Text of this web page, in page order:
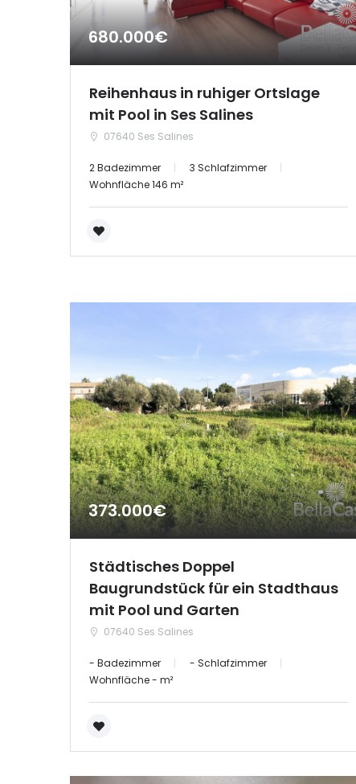
680.000€
Reihenhaus in ruhiger Ortslage
mit Pool in Ses Salines
07640 Ses Salines
2 Badezimmer
3 Schlafzimmer
Wohnfläche 146 m²
373.000€
Städtisches Doppel
Baugrundstück für ein Stadthaus
mit Pool und Garten
07640 Ses Salines
- Badezimmer
- Schlafzimmer
Wohnfläche - m²